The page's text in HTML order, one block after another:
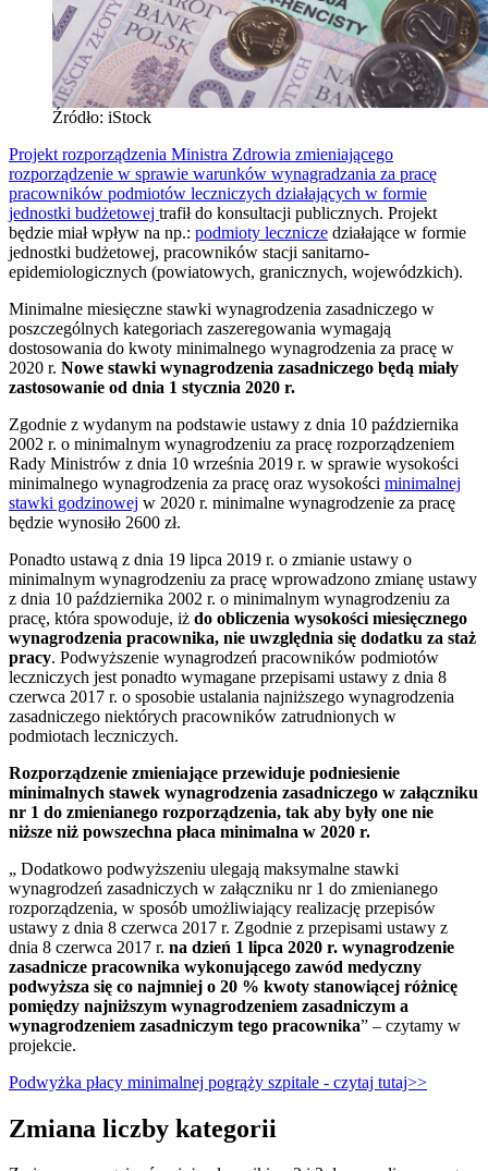
Źródło: iStock
Projekt rozporządzenia Ministra Zdrowia zmieniającego
rozporządzenie w sprawie warunków wynagradzania za pracę
pracowników podmiotów leczniczych działających w formie
jednostki budżetowej trafił do konsultacji publicznych. Projekt
będzie miał wpływ na np.: podmioty lecznicze działające w formie
jednostki budżetowej, pracowników stacji sanitarno-
epidemiologicznych (powiatowych, granicznych, wojewódzkich).
Minimalne miesięczne stawki wynagrodzenia zasadniczego w
poszczególnych kategoriach zaszeregowania wymagają
dostosowania do kwoty minimalnego wynagrodzenia za pracę w
2020 r. Nowe stawki wynagrodzenia zasadniczego będą miały
zastosowanie od dnia 1 stycznia 2020 r.
Zgodnie z wydanym na podstawie ustawy z dnia 10 października
2002 r. o minimalnym wynagrodzeniu za pracę rozporządzeniem
Rady Ministrów z dnia 10 września 2019 r. w sprawie wysokości
minimalnego wynagrodzenia za pracę oraz wysokości minimalnej
stawki godzinowej w 2020 r. minimalne wynagrodzenie za pracę
będzie wynosiło 2600 zł.
Ponadto ustawą z dnia 19 lipca 2019 r. o zmianie ustawy o
minimalnym wynagrodzeniu za pracę wprowadzono zmianę ustawy
z dnia 10 października 2002 r. o minimalnym wynagrodzeniu za
pracę, która spowoduje, iż do obliczenia wysokości miesięcznego
wynagrodzenia pracownika, nie uwzględnia się dodatku za staż
pracy. Podwyższenie wynagrodzeń pracowników podmiotów
leczniczych jest ponadto wymagane przepisami ustawy z dnia 8
czerwca 2017 r. o sposobie ustalania najniższego wynagrodzenia
zasadniczego niektórych pracowników zatrudnionych w
podmiotach leczniczych.
Rozporządzenie zmieniające przewiduje podniesienie
minimalnych stawek wynagrodzenia zasadniczego w załączniku
nr 1 do zmienianego rozporządzenia, tak aby były one nie
niższe niż powszechna płaca minimalna w 2020 r.
„ Dodatkowo podwyższeniu ulegają maksymalne stawki
wynagrodzeń zasadniczych w załączniku nr 1 do zmienianego
rozporządzenia, w sposób umożliwiający realizację przepisów
ustawy z dnia 8 czerwca 2017 r. Zgodnie z przepisami ustawy z
dnia 8 czerwca 2017 r. na dzień 1 lipca 2020 r. wynagrodzenie
zasadnicze pracownika wykonującego zawód medyczny
podwyższa się co najmniej o 20 % kwoty stanowiącej różnicę
pomiędzy najniższym wynagrodzeniem zasadniczym a
wynagrodzeniem zasadniczym tego pracownika” – czytamy w
projekcie.
Podwyżka płacy minimalnej pogrąży szpitale - czytaj tutaj>>
Zmiana liczby kategorii